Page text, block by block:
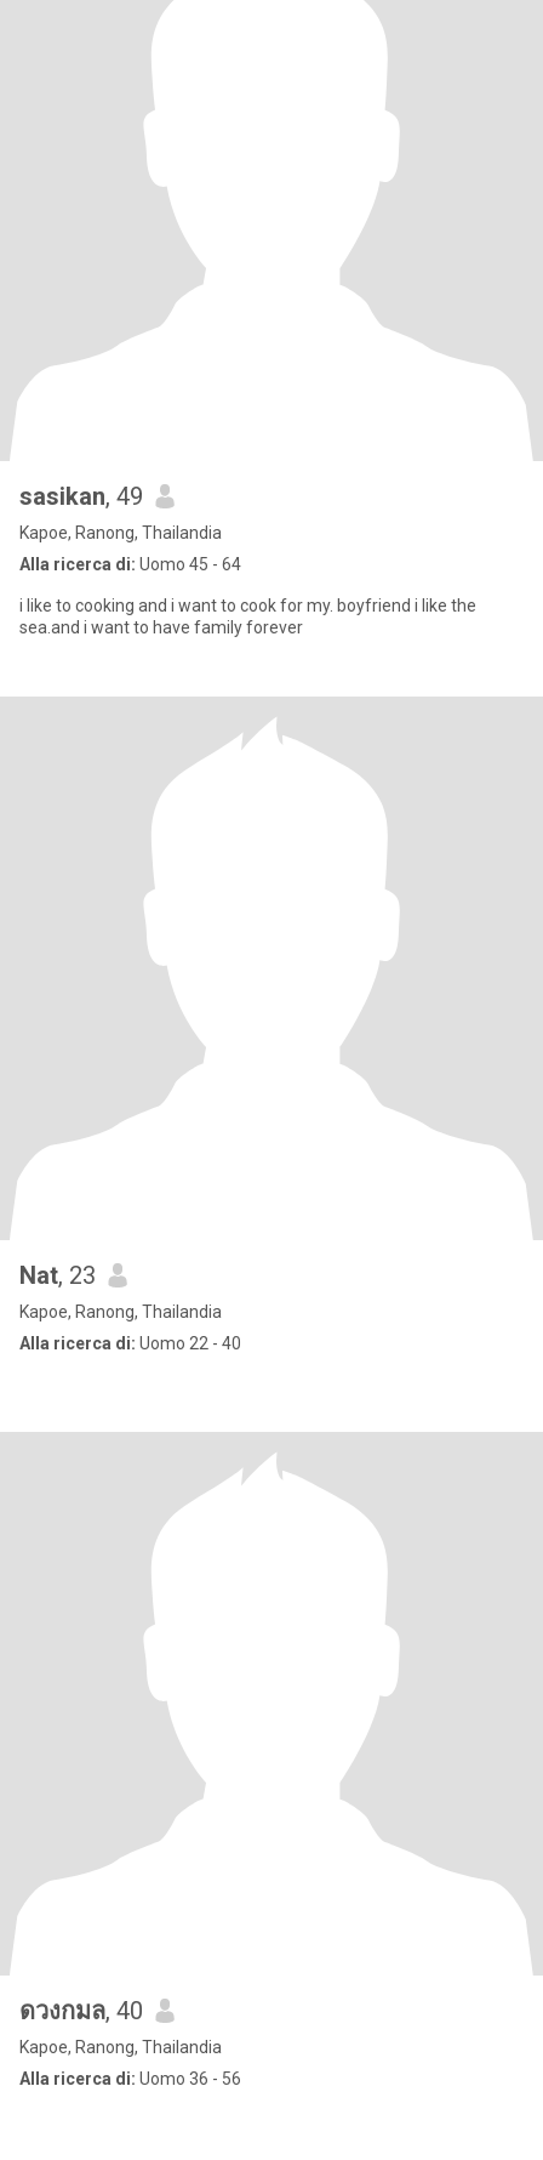
sasikan, 49
Kapoe, Ranong, Thailandia
Alla ricerca di: Uomo 45 - 64
i like to cooking and i want to cook for my. boyfriend i like the
sea.and i want to have family forever
Nat, 23
Kapoe, Ranong, Thailandia
Alla ricerca di: Uomo 22 - 40
ดวงกมล, 40
Kapoe, Ranong, Thailandia
Alla ricerca di: Uomo 36 - 56